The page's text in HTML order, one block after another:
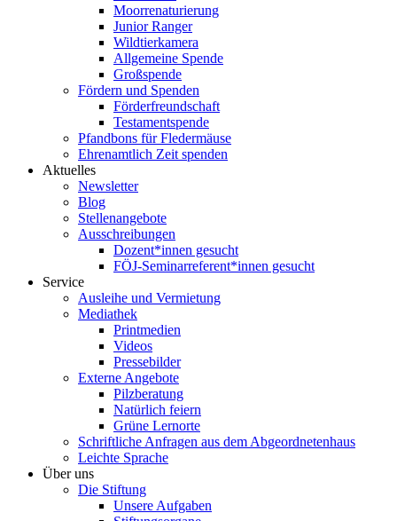
Moorrenaturierung
Junior Ranger
Wildtierkamera
Allgemeine Spende
Großspende
Fördern und Spenden
Förderfreundschaft
Testamentspende
Pfandbons für Fledermäuse
Ehrenamtlich Zeit spenden
Aktuelles
Newsletter
Blog
Stellenangebote
Ausschreibungen
Dozent*innen gesucht
FÖJ-Seminarreferent*innen gesucht
Service
Ausleihe und Vermietung
Mediathek
Printmedien
Videos
Pressebilder
Externe Angebote
Pilzberatung
Natürlich feiern
Grüne Lernorte
Schriftliche Anfragen aus dem Abgeordnetenhaus
Leichte Sprache
Über uns
Die Stiftung
Unsere Aufgaben